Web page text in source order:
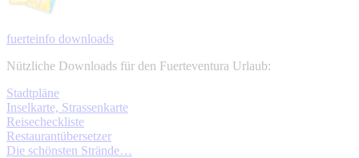
fuerteinfo downloads
Nützliche Downloads für den Fuerteventura Urlaub:
Stadtpläne
Inselkarte, Strassenkarte
Reisecheckliste
Restaurantübersetzer
Die schönsten Strände…